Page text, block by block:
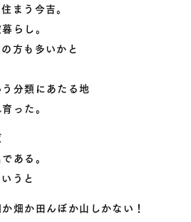
まう今吉。
らし。
方も多いかと
分類にあたる地
った。
ある。
うと
畑か田んぼか山しかない！